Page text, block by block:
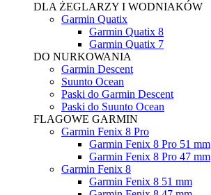
DLA ŻEGLARZY I WODNIAKÓW
Garmin Quatix
Garmin Quatix 8
Garmin Quatix 7
DO NURKOWANIA
Garmin Descent
Suunto Ocean
Paski do Garmin Descent
Paski do Suunto Ocean
FLAGOWE GARMIN
Garmin Fenix 8 Pro
Garmin Fenix 8 Pro 51 mm
Garmin Fenix 8 Pro 47 mm
Garmin Fenix 8
Garmin Fenix 8 51 mm